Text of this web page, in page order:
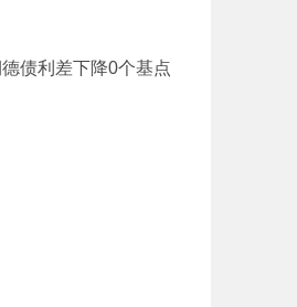
债利差下降0个基点